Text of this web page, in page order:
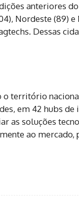
anteriores do
Nordeste (89)
Dessas
território
em 42 hubs
as soluções
ao mercado,